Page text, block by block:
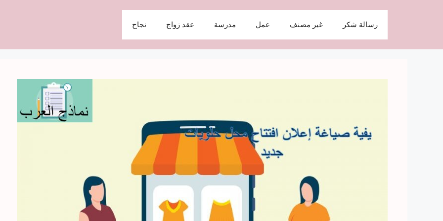
رسالة شكر غير مصنف عمل مدرسة عقد زواج نجاح